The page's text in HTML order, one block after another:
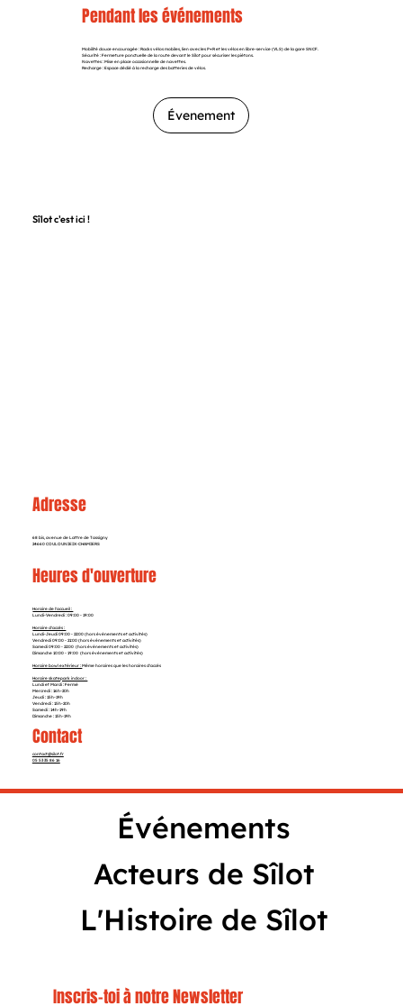
Pendant les événements
Mobilité douce encouragée : Racks vélos mobiles, lien avec les P+R et les vélos en libre-service (VLS) de la gare SNCF.
Sécurité : Fermeture ponctuelle de la route devant le Sîlot pour sécuriser les piétons.
Navettes : Mise en place occasionnelle de navettes.
Recharge : Espace dédié à la recharge des batteries de vélos.
Évenement
Sîlot c'est ici !
Adresse
68 bis, avenue de Lattre de Tassigny
24660 COULOUNIEIX-CHAMIERS
Heures d'ouverture
Horaire de l'accueil :
Lundi-Vendredi : 09:00 - 19:00
Horaire d'accès :
Lundi-Jeudi 09:00 - 22:00 (hors événements et activités)
Vendredi 09:00 - 21:00 (hors événements et activités)
Samedi 09:00 - 22:00 (hors événements et activités)
Dimanche 10:00 - 19:00 (hors événements et activités)
Horaire bowl extérieur :Même horaires que les horaires d'accès
Horaire skatepark indoor :
Lundi et Mardi : Fermé
Mercredi : 16h-20h
Jeudi : 15h-19h
Vendredi : 15h-20h
Samedi : 14h-19h
Dimanche : 15h-19h
Contact
contact@silot.fr
05 53 35 86 16
Événements
Acteurs de Sîlot
L'Histoire de Sîlot
Inscris-toi à notre Newsletter